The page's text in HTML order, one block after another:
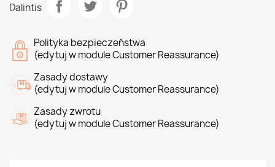
Dalintis
Polityka bezpieczeństwa
(edytuj w module Customer Reassurance)
Zasady dostawy
(edytuj w module Customer Reassurance)
Zasady zwrotu
(edytuj w module Customer Reassurance)